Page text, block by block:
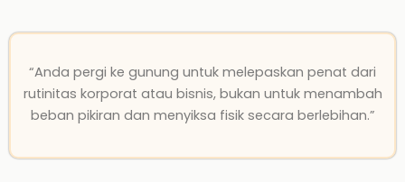
“Anda pergi ke gunung untuk melepaskan penat dari
rutinitas korporat atau bisnis, bukan untuk menambah
beban pikiran dan menyiksa fisik secara berlebihan.”